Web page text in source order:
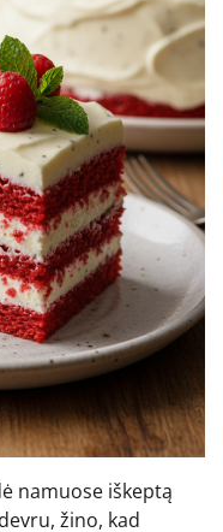
namuose iškeptą
žino, kad